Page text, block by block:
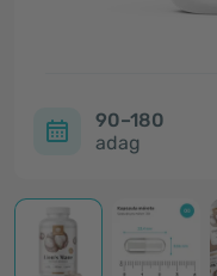
90–180
adag